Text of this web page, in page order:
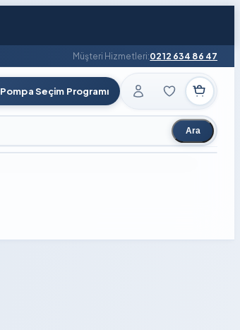
Müşteri Hizmetleri:0212 634 86 47
Pompa Seçim Programı
Ara